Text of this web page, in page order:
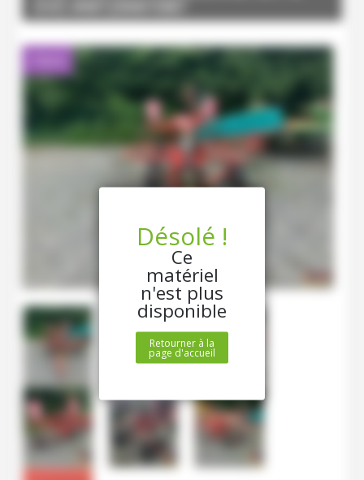
Désolé !
Ce
matériel
n'est plus
disponible
Retourner à la
page d'accueil